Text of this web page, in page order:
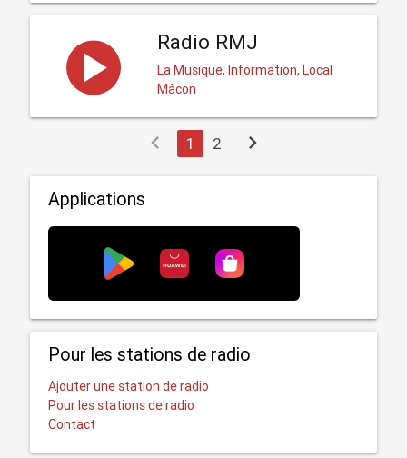
Radio RMJ
La Musique, Information, Local
Mâcon
chevron_left 1 2 chevron_right
Applications
Pour les stations de radio
Ajouter une station de radio
Pour les stations de radio
Contact